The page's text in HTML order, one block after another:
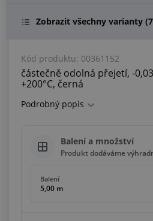
Zobrazit všechny varianty
Kód produktu: 00361152
částečně odolná přejetí, -
+200°C, černá
Podrobný popis
Balení a množství
Produkt dodáváme
Balení
5,00 m